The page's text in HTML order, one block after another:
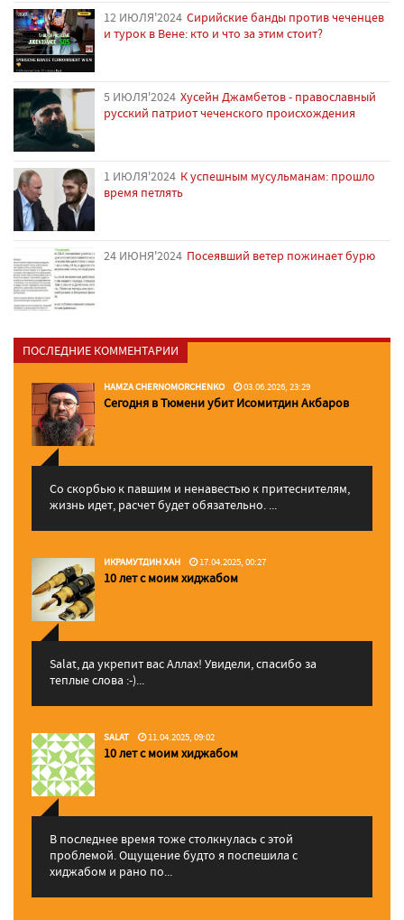
12 ИЮЛЯ'2024 Сирийские банды против чеченцев
и турок в Вене: кто и что за этим стоит?
5 ИЮЛЯ'2024 Хусейн Джамбетов - православный
русский патриот чеченского происхождения
1 ИЮЛЯ'2024 К успешным мусульманам: прошло
время петлять
24 ИЮНЯ'2024 Посеявший ветер пожинает бурю
ПОСЛЕДНИЕ КОММЕНТАРИИ
HAMZA CHERNOMORCHENKO 03.06.2026, 23:29
Сегодня в Тюмени убит Исомитдин Акбаров
Со скорбью к павшим и ненавестью к притеснителям,
жизнь идет, расчет будет обязательно. ...
ИКРАМУТДИН ХАН 17.04.2025, 00:27
10 лет с моим хиджабом
Salat, да укрепит вас Аллаx! Увидели, спасибо за
теплые слова :-)...
SALAT 11.04.2025, 09:02
10 лет с моим хиджабом
В последнее время тоже столкнулась с этой
проблемой. Ощущение будто я поспешила с
хиджабом и рано по...